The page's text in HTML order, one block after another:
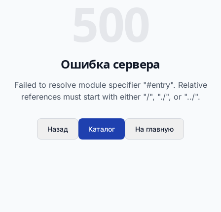
Ошибка сервера
Failed to resolve module specifier "#entry". Relative
references must start with either "/", "./", or "../".
Назад Каталог На главную